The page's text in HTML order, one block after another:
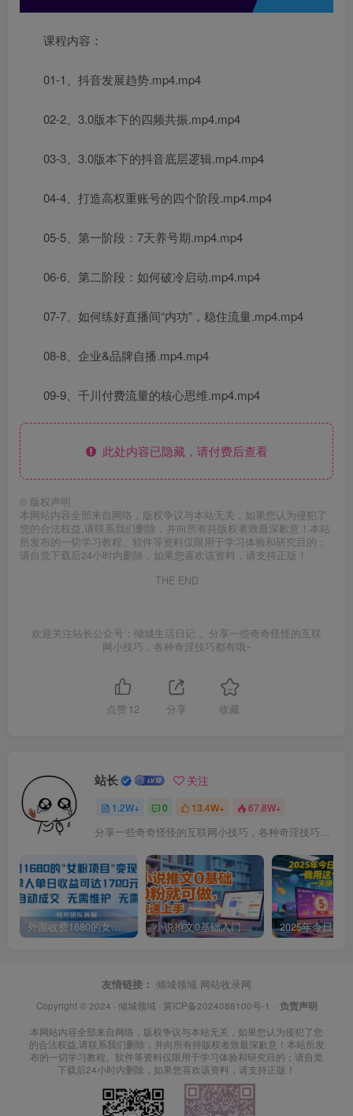
课程内容：
01-1、抖音发展趋势.mp4.mp4
02-2、3.0版本下的四频共振.mp4.mp4
03-3、3.0版本下的抖音底层逻辑.mp4.mp4
04-4、打造高权重账号的四个阶段.mp4.mp4
05-5、第一阶段：7天养号期.mp4.mp4
06-6、第二阶段：如何破冷启动.mp4.mp4
07-7、如何练好直播间“内功”，稳住流量.mp4.mp4
08-8、企业&品牌自播.mp4.mp4
09-9、千川付费流量的核心思维.mp4.mp4
此处内容已隐藏，请付费后查看
© 版权声明
本网站内容全部来自网络，版权争议与本站无关，如果您认为侵犯了
您的合法权益,请联系我们删除，并向所有持版权者致最深歉意！本站
所发布的一切学习教程、软件等资料仅限用于学习体验和研究目的；
请自觉下载后24小时内删除，如果您喜欢该资料，请支持正版！
THE END
欢迎关注站长公众号：倾城生活日记 。分享一些奇奇怪怪的互联
网小技巧，各种奇淫技巧都有哦~
点赞 12 分享 收藏
站长 关注
1.2W+ 0 13.4W+ 67.8W+
外面收费1680的女粉项目变现，单人单日收益可达1.7k，全自动成交无需维护 小说推文0基础入门教程，0粉就可做，快速上手
友情链接： 倾城领域 网站收录网
Copyright © 2024 · 倾城领域 · 冀ICP备2024088100号-1 · 负责声明
本网站内容全部来自网络，版权争议与本站无关，如果您认为侵犯了您
的合法权益,请联系我们删除，并向所有持版权者致最深歉意！本站所发
布的一切学习教程、软件等资料仅限用于学习体验和研究目的；请自觉
下载后24小时内删除，如果您喜欢该资料，请支持正版！